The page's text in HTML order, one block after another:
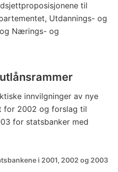
til
Utdannings- og
Nærings- og
innvilgninger av nye
for 2002 og forslag til
for statsbanker med
i 2001, 2002 og 2003